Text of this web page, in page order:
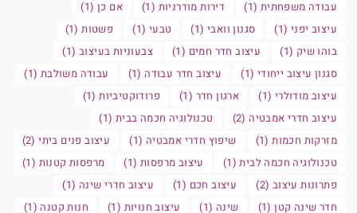
עבודה משפחתית (1)
דירות מודרניות (1)
אם כן (1)
עיצוב יפני (1)
סגנון וואבי (1) טבעי (1)
פשטות (1)
בוהו שיק (1)
עיצוב חדר חמים (1)
צבעוניות בעיצוב (1)
סגנון עיצוב ייחודי (1)
עיצוב חדר עבודה (1)
עבודה משולבת (1)
עיצוב מודולרי (1)
ארגון חדר (1)
פרודוקטיביות (1)
עיצוב חדרי אמבטיה (2)
טכנולוגיה חכמה בבית (1)
מזרקות חכמות (1)
שיפוץ חדרי אמבטיה (1)
עיצוב פנים ביתי (2)
טכנולוגיה חכמה לבית (1)
עיצוב מרפסות (1)
מרפסות קטנות (1)
פתרונות עיצוב (2)
עיצוב חכם (1)
עיצוב חדרי שינה (1)
חדר שינה קטן (1)
שינה (1) עיצוב חנויות (1)
חנות קטנה (1)